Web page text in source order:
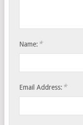
Name: *
Email Address: *